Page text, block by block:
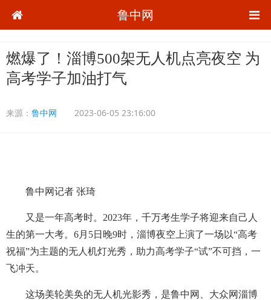
鲁中网
燃爆了！淄博500架无人机点亮夜空 为
高考学子加油打气
来源： 鲁中网 2023-06-05 23:16:00
鲁中网记者 张琦
又是一年高考时。2023年，千万考生学子将迎来自己人
生的第一大考。6月5日晚9时，淄博夜空上演了一场以“高考
祝福”为主题的无人机灯光秀，助力高考学子“试”不可挡，一
飞冲天。
这场美轮美奂的无人机光影秀，是鲁中网、大众网淄博